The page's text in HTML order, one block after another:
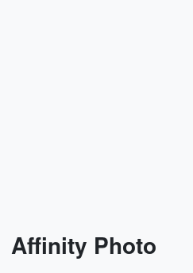
Affinity Photo